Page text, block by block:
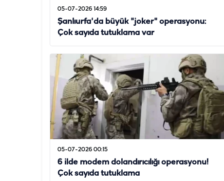
05-07-2026 14:59
Şanlıurfa'da büyük "joker" operasyonu:
Çok sayıda tutuklama var
05-07-2026 00:15
6 ilde modem dolandırıcılığı operasyonu!
Çok sayıda tutuklama